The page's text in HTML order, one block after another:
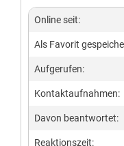
Online seit:
Als Favorit
Aufgerufen:
Kontaktaufnahmen:
Davon beantwortet:
Reaktionszeit: